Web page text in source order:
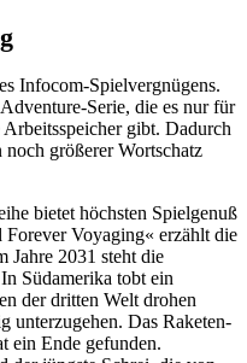
Infocom-Spielvergnügens.
Serie, die es nur für
gibt. Dadurch
größerer Wortschatz
bietet höchsten Spielgenuß
Voyaging« erzählt die
Jahre 2031 steht die
Südamerika tobt ein
der dritten Welt drohen
unterzugehen. Das Raketen-
ein Ende gefunden.